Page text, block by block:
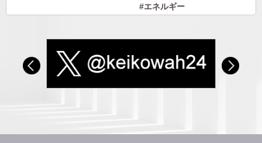
#エネルギー
人から否定されないエネル
【私のヘミシンク体験】フ
で身を投げた過去世の自分